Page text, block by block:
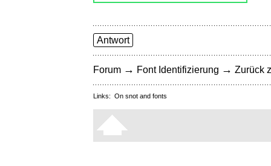
Antwort
Forum → Font Identifizierung → Zurück
Links: On snot and fonts